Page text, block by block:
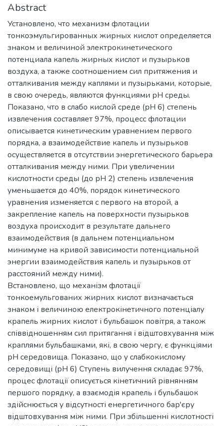
Abstract
Установлено, что механизм флотации
тонкоэмульгированных жирных кислот определяется
знаком и величиной электрокинетического
потенциала капель жирных кислот и пузырьков
воздуха, а также соотношением сил притяжения и
отталкивания между каплями и пузырьками, которые,
в свою очередь, являются функциями рН среды.
Показано, что в слабо кислой среде (рН 6) степень
извлечения составляет 97%, процесс флотации
описывается кинетическим уравнением первого
порядка, а взаимодействие капель и пузырьков
осуществляется в отсутствии энергетического барьера
отталкивания между ними. При увеличении
кислотности среды (до рН 2) степень извлечения
уменьшается до 40%, порядок кинетического
уравнения изменяется с первого на второй, а
закрепление капель на поверхности пузырьков
воздуха происходит в результате дальнего
взаимодействия (в дальнем потенциальном
минимуме на кривой зависимости потенциальной
энергии взаимодействия капель и пузырьков от
расстояний между ними).
Встановлено, що механізм флотації
тонкоемульгованих жирних кислот визначається
знаком і величиною електрокінетичного потенціалу
крапель жирних кислот і бульбашок повітря, а також
співвідношенням сил притягання і відштовхування між
краплями бульбашками, які, в свою чергу, є функціями
рН середовища. Показано, що у слабкокислому
середовищі (рН 6) Ступень вилучення складає 97%,
процес флотації описується кінетичний рівнянням
першого порядку, а взаємодія крапель і бульбашок
здійснюється у відсутності енергетичного бар'єру
відштовхування між ними. При збільшенні кислотності